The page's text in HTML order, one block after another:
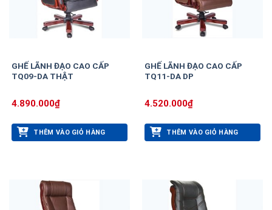
GHẾ LÃNH ĐẠO CAO CẤP
TQ09-DA THẬT
4.890.000₫
THÊM VÀO GIỎ HÀNG
GHẾ LÃNH ĐẠO CAO CẤP
TQ11-DA DP
4.520.000₫
THÊM VÀO GIỎ HÀNG